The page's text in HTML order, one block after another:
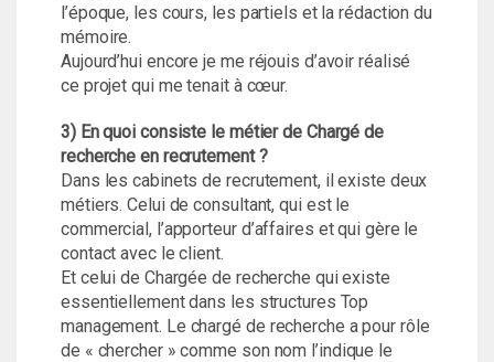
l’époque, les cours, les partiels et la rédaction du
mémoire.
Aujourd’hui encore je me réjouis d’avoir réalisé
ce projet qui me tenait à cœur.
3) En quoi consiste le métier de Chargé de
recherche en recrutement ?
Dans les cabinets de recrutement, il existe deux
métiers. Celui de consultant, qui est le
commercial, l’apporteur d’affaires et qui gère le
contact avec le client.
Et celui de Chargée de recherche qui existe
essentiellement dans les structures Top
management. Le chargé de recherche a pour rôle
de « chercher » comme son nom l’indique le